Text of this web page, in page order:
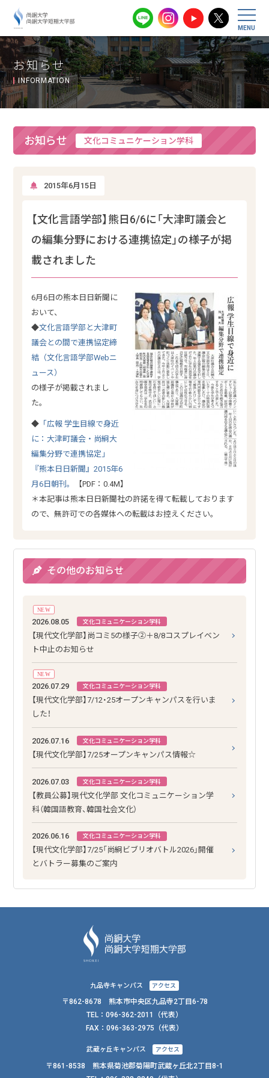
尚絅大学・尚
お知らせ
INFORMATION
お知らせ 文化コミュニケーション学科
2015年6月15日
【文化言語学部】熊日6/6に「大津町議会と
の編集分野における連携協定」の様子が掲
載されました
6月6日の熊本日日新聞に
おいて、
◆文化言語学部と大津町
議会との間で連携協定締
結（文化言語学部Webニ
ュース）
の様子が掲載されまし
た。
◆ 「広報 学生目線で身近
に：大津町議会・尚絅大
編集分野で連携協定」
『熊本日日新聞』2015年6
月6日朝刊。
【PDF：0.4M】
＊本記事は熊本日日新聞社の許諾を得て転載しております
ので、無許可での各媒体への転載はお控えください。
その他のお知らせ
NEW
2026.08.05 文化コミュニケーション学科
【現代文化学部】尚コミ5の様子②＋8/8コスプレイベン
ト中止のお知らせ
NEW
2026.07.29 文化コミュニケーション学科
【現代文化学部】7/12・25オープンキャンパスを行いま
した！
2026.07.16 文化コミュニケーション学科
【現代文化学部】7/25オープンキャンパス情報☆
2026.07.03 文化コミュニケーション学科
【教員公募】現代文化学部 文化コミュニケーション学
科（韓国語教育、韓国社会文化）
2026.06.16 文化コミュニケーション学科
【現代文化学部】7/25「尚絅ビブリオバトル2026」開催
とバトラー募集のご案内
九品寺キャンパス アクセス
〒862-8678 熊本市中央区九品寺2丁目6-78
TEL： 096-362-2011
（代表）
FAX： 096-363-2975（代表）
武蔵ヶ丘キャンパス アクセス
〒861-8538 熊本県菊池郡菊陽町武蔵ヶ丘北2丁目8-1